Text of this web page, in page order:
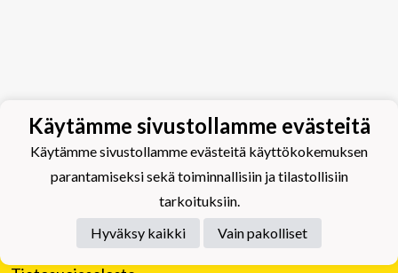
Käytämme sivustollamme evästeitä
Käytämme sivustollamme evästeitä käyttökokemuksen
parantamiseksi sekä toiminnallisiin ja tilastollisiin
tarkoituksiin.
Hyväksy kaikki
Vain pakolliset